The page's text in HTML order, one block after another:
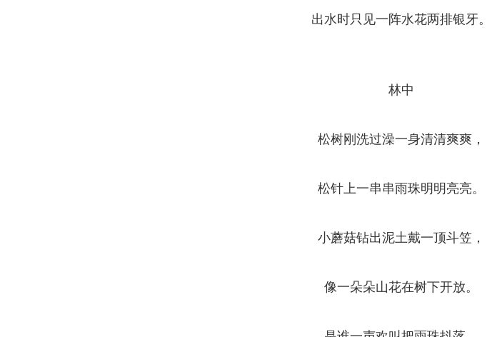
出水时只见一阵水花两排银牙。
林中
松树刚洗过澡一身清清爽爽，
松针上一串串雨珠明明亮亮。
小蘑菇钻出泥土戴一顶斗笠，
像一朵朵山花在树下开放。